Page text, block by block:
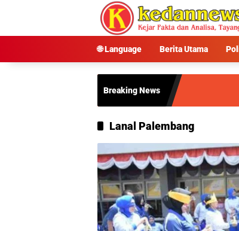
🌐 Language Berita Utama
Breaking News
Lanal Palembang